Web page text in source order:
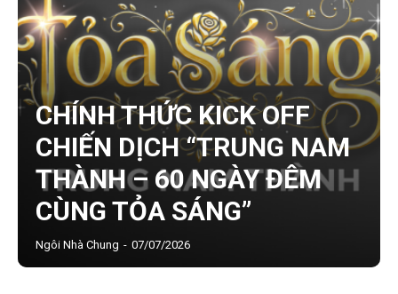
CHÍNH THỨC KICK OFF
CHIẾN DỊCH “TRUNG NAM
THÀNH – 60 NGÀY ĐÊM
CÙNG TỎA SÁNG”
Ngôi Nhà Chung - 07/07/2026